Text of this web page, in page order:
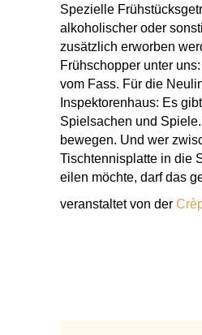
Spezielle
alkoholischer oder
zusätzlich erworben
Frühschopper unter
vom Fass. Für die
Inspektorenhaus: Es
Spielsachen und
bewegen. Und wer
Tischtennisplatte in die
eilen möchte, darf das
veranstaltet von der